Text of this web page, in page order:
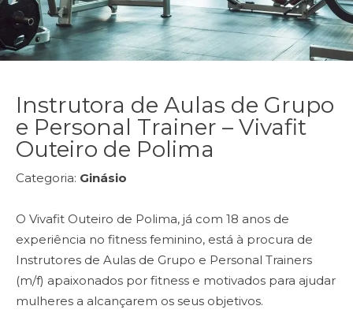
Instrutora de Aulas de Grupo
e Personal Trainer – Vivafit
Outeiro de Polima
Categoria: Ginásio
O Vivafit Outeiro de Polima, já com 18 anos de
experiência no fitness feminino, está à procura de
Instrutores de Aulas de Grupo e Personal Trainers
(m/f) apaixonados por fitness e motivados para ajudar
mulheres a alcançarem os seus objetivos.